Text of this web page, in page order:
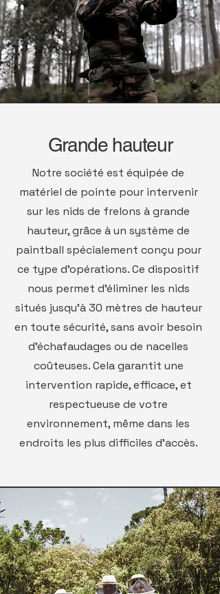
Grande hauteur
Notre société est équipée de
matériel de pointe pour intervenir
sur les nids de frelons à grande
hauteur, grâce à un système de
paintball spécialement conçu pour
ce type d’opérations. Ce dispositif
nous permet d’éliminer les nids
situés jusqu'à 30 mètres de hauteur
en toute sécurité, sans avoir besoin
d'échafaudages ou de nacelles
coûteuses. Cela garantit une
intervention rapide, efficace, et
respectueuse de votre
environnement, même dans les
endroits les plus difficiles d’accès.